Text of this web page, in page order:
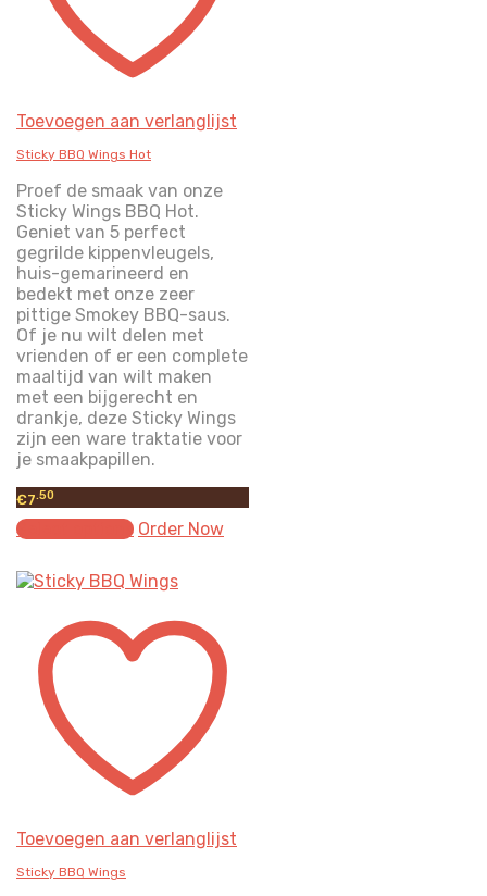
Toevoegen aan verlanglijst
Sticky BBQ Wings Hot
Proef de smaak van onze
Sticky Wings BBQ Hot.
Geniet van 5 perfect
gegrilde kippenvleugels,
huis-gemarineerd en
bedekt met onze zeer
pittige Smokey BBQ-saus.
Of je nu wilt delen met
vrienden of er een complete
maaltijd van wilt maken
met een bijgerecht en
drankje, deze Sticky Wings
zijn een ware traktatie voor
je smaakpapillen.
€7 .50
Select options Order Now
Toevoegen aan verlanglijst
Sticky BBQ Wings